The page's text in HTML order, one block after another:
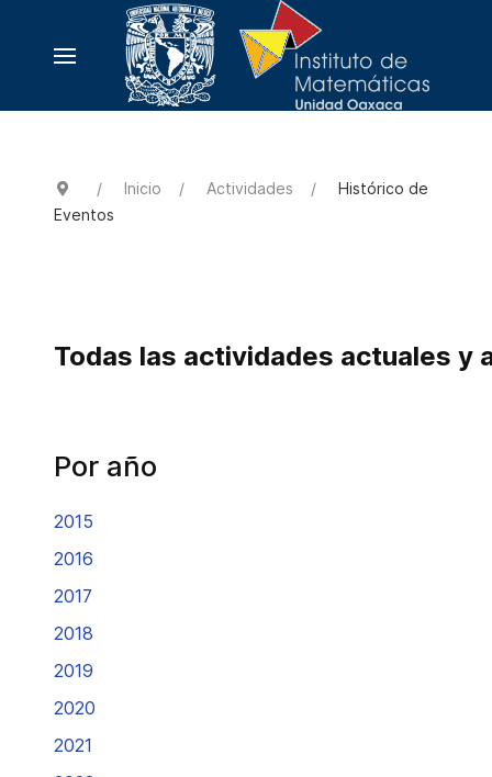
Inicio Actividades
Histórico de
Eventos
Todas las actividades actuales y
Por año
2015
2016
2017
2018
2019
2020
2021